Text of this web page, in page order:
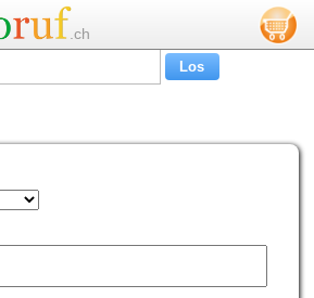
.ch